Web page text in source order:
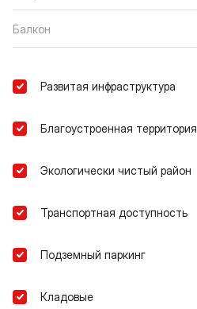
Балкон
Развитая инфраструктура
Благоустроенная территория
Экологически чистый район
Транспортная доступность
Подземный паркинг
Кладовые